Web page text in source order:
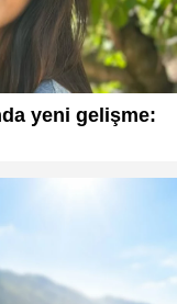
yeni gelişme: